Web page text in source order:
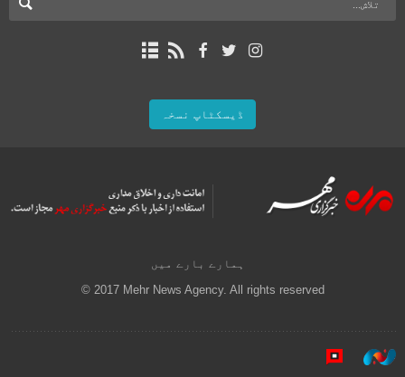
ڈیسکٹاپ نسخہ
ہمارے بارے میں
© 2017 Mehr News Agency. All rights reserved